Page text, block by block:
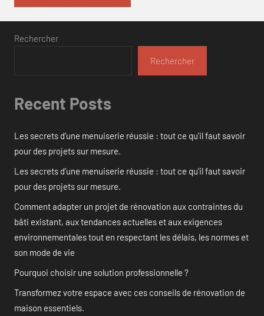
Rechercher
Rechercher
Recent Posts
Les secrets d’une menuiserie réussie : tout ce qu’il faut savoir
pour des projets sur mesure.
Les secrets d’une menuiserie réussie : tout ce qu’il faut savoir
pour des projets sur mesure.
Comment adapter un projet de rénovation aux contraintes du
bâti existant, aux tendances actuelles et aux exigences
environnementales tout en respectant les délais, les normes et
son mode de vie
Pourquoi choisir une solution professionnelle ?
Transformez votre espace avec ces conseils de rénovation de
maison essentiels.